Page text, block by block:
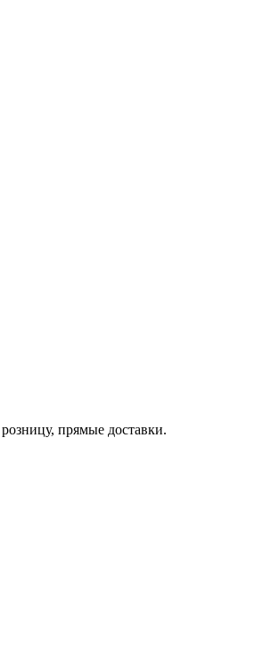
прямые доставки.